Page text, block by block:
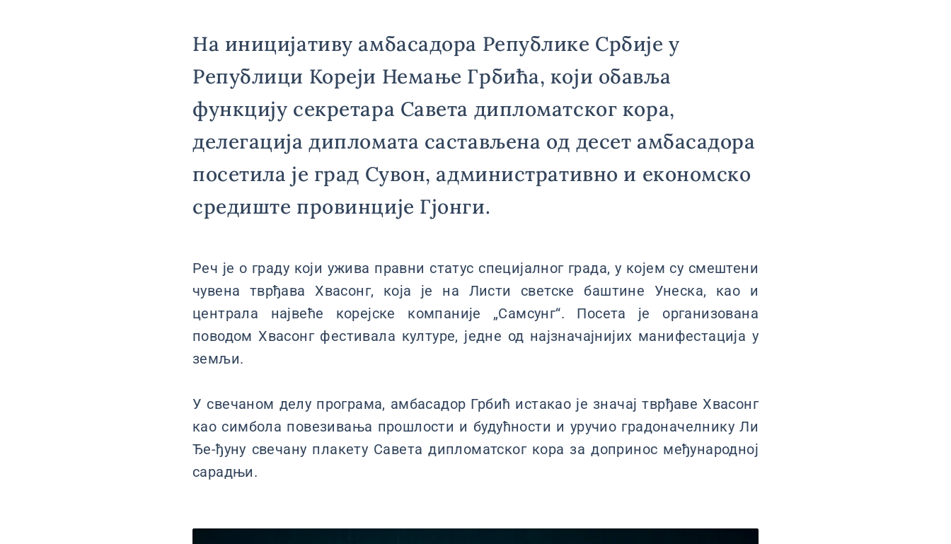
На иницијативу амбасадора Републике Србије у
Републици Кореји Немање Грбића, који обавља
функцију секретара Савета дипломатског кора,
делегација дипломата састављена од десет амбасадора
посетила је град Сувон, административно и економско
средиште провинције Гјонги.
Реч је о граду који ужива правни статус специјалног града, у којем су смештени
чувена тврђава Хвасонг, која је на Листи светске баштине Унеска, као и
централа највеће корејске компаније „Самсунг“. Посета је организована
поводом Хвасонг фестивала културе, једне од најзначајнијих манифестација у
земљи.
У свечаном делу програма, амбасадор Грбић истакао је значај тврђаве Хвасонг
као симбола повезивања прошлости и будућности и уручио градоначелнику Ли
Ђе-ђуну свечану плакету Савета дипломатског кора за допринос међународној
сарадњи.